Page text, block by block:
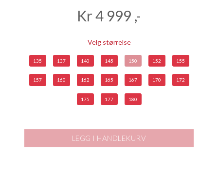
Kr4 999 ,-
Velg størrelse
135 137 140 145 150 152 155
157 160 162 165 167 170 172
175 177 180
LEGG I HANDLEKURV